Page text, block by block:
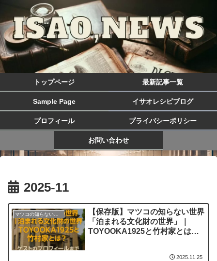
トップページ 最新記事一覧
Sample Page イサオレシピブログ
プロフィール プライバシーポリシー
お問い合わせ
2025-11
マツコの知らない世界
【保存版】マツコの知らない世界
「泊まれる文化財の世界」｜
TOYOOKA1925と竹村家とは？
2025.11.25